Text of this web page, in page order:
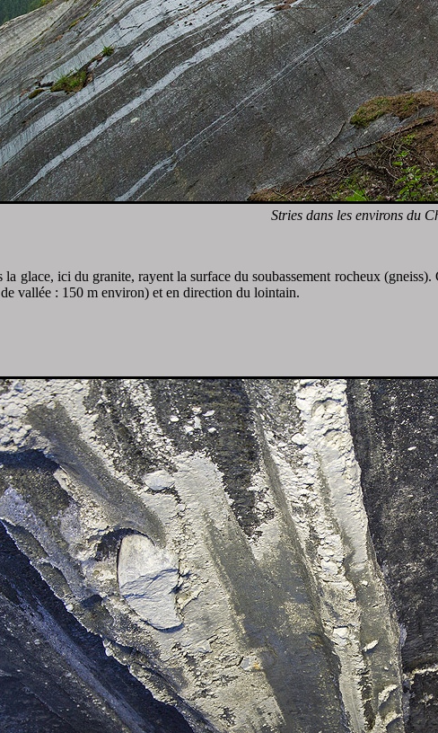
Stries dans les environs du
glace, ici du granite, rayent la surface du soubassement rocheux
vallée : 150 m environ) et en direction du lointain.